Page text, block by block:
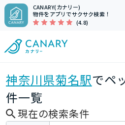
CANARY(カナリー)
物件をアプリでサクサク検索！
(4.8)
神奈川県菊名駅でペ
件一覧
現在の検索条件